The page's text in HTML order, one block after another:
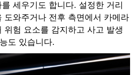
세우기도 합니다. 설정한 거리
도와주거나 전후 측면에서 카메라
위험 요소를 감지하고 사고 발생
도 있습니다.